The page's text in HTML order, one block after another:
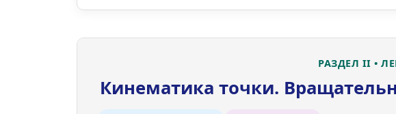
РАЗДЕЛ II •
Кинематика точки.